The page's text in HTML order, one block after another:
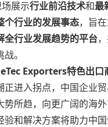
展示行业前沿技术和最
个行业的发展事态，旨在
全行业发展趋势的平台
。
Exporters特色出口
正进入拐点，中国企业
势所趋，向更广阔的海
验和解决方案将助力中